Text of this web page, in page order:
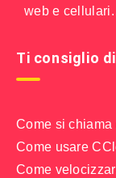
web e cellulari.
Ti consiglio
Come si
Come usare
Come